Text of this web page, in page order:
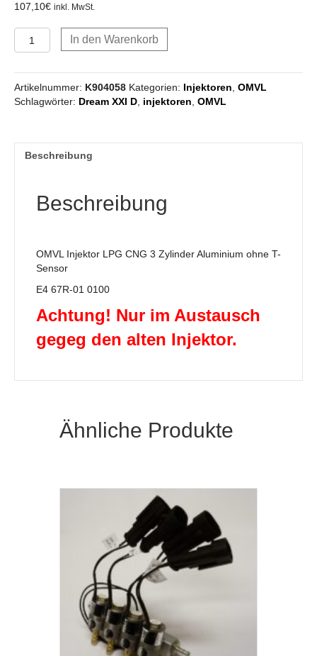
107,10€ inkl. MwSt.
OMVL
Injektor
CNG
3
Zylinder
Sensor
In den Warenkorb
Artikelnummer: K904058 Kategorien: Injektoren, OMVL
Schlagwörter: Dream XXI D, injektoren, OMVL
Beschreibung
Beschreibung
OMVL Injektor LPG CNG 3 Zylinder Aluminium ohne T-
Sensor
E4 67R-01 0100
Achtung! Nur im Austausch
gegeg den alten Injektor.
Ähnliche Produkte